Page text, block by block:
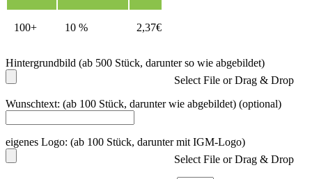
100+ 10 % 2,37€
Hintergrundbild (ab 500 Stück, darunter so wie abgebildet)
Select File or Drag & Drop
Wunschtext: (ab 100 Stück, darunter wie abgebildet) (optional)
eigenes Logo: (ab 100 Stück, darunter mit IGM-Logo)
Select File or Drag & Drop